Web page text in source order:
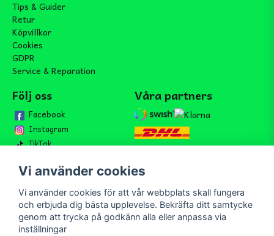
Tips & Guider
Retur
Köpvillkor
Cookies
GDPR
Service & Reparation
Följ oss
Facebook
Instagram
TikTok
Våra partners
Bli medlem i vårt nyhetsbrev
email
Mejladress Skicka
Vi använder cookies
Vi använder cookies för att vår webbplats skall fungera
och erbjuda dig bästa upplevelse. Bekräfta ditt samtycke
genom att trycka på godkänn alla eller anpassa via
inställningar